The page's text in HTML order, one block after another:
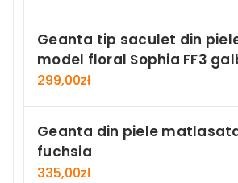
Geanta tip saculet din
model floral Sophia FF3
299,00zł
Geanta din piele
fuchsia
335,00zł